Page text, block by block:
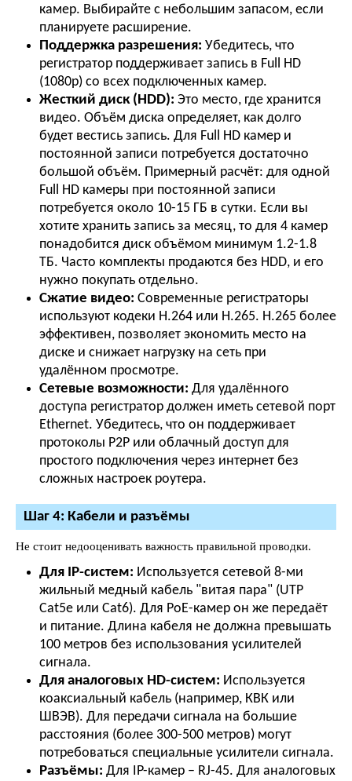
камер. Выбирайте с небольшим запасом, если
планируете расширение.
Поддержка разрешения: Убедитесь, что
регистратор поддерживает запись в Full HD
(1080p) со всех подключенных камер.
Жесткий диск (HDD): Это место, где хранится
видео. Объём диска определяет, как долго
будет вестись запись. Для Full HD камер и
постоянной записи потребуется достаточно
большой объём. Примерный расчёт: для одной
Full HD камеры при постоянной записи
потребуется около 10-15 ГБ в сутки. Если вы
хотите хранить запись за месяц, то для 4 камер
понадобится диск объёмом минимум 1.2-1.8
ТБ. Часто комплекты продаются без HDD, и его
нужно покупать отдельно.
Сжатие видео: Современные регистраторы
используют кодеки H.264 или H.265. H.265 более
эффективен, позволяет экономить место на
диске и снижает нагрузку на сеть при
удалённом просмотре.
Сетевые возможности: Для удалённого
доступа регистратор должен иметь сетевой порт
Ethernet. Убедитесь, что он поддерживает
протоколы P2P или облачный доступ для
простого подключения через интернет без
сложных настроек роутера.
Шаг 4: Кабели и разъёмы
Не стоит недооценивать важность правильной проводки.
Для IP-систем: Используется сетевой 8-ми
жильный медный кабель "витая пара" (UTP
Cat5e или Cat6). Для PoE-камер он же передаёт
и питание. Длина кабеля не должна превышать
100 метров без использования усилителей
сигнала.
Для аналоговых HD-систем: Используется
коаксиальный кабель (например, КВК или
ШВЭВ). Для передачи сигнала на большие
расстояния (более 300-500 метров) могут
потребоваться специальные усилители сигнала.
Разъёмы: Для IP-камер – RJ-45. Для аналоговых